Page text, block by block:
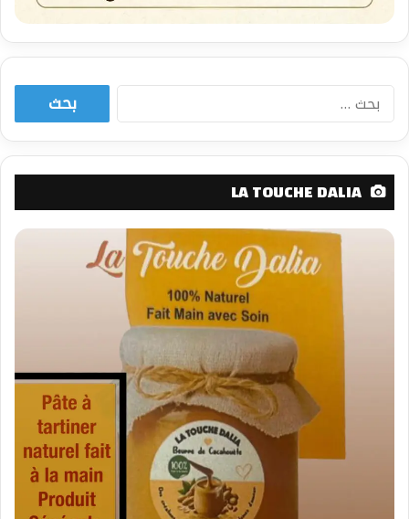
البحث
LA TOUCHE DALIA